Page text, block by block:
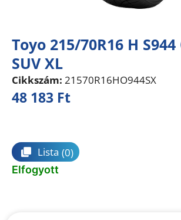
Toyo 215/70R16 H
SUV XL
Cikkszám: 21570R16HO944SX
48 183 Ft
Lista (0)
Elfogyott